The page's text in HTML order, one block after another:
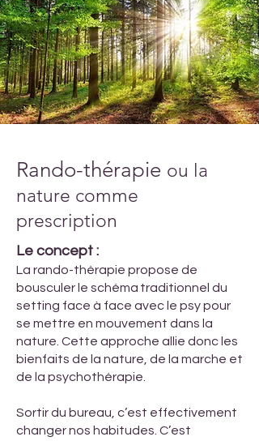
Rando-thérapie ou la
nature comme
prescription
Le concept :
La rando-thérapie propose de
bousculer le schéma traditionnel du
setting face à face avec le psy pour
se mettre en mouvement dans la
nature. Cette approche allie donc les
bienfaits de la nature, de la marche et
de la psychothérapie.
Sortir du bureau, c’est effectivement
changer nos habitudes. C’est